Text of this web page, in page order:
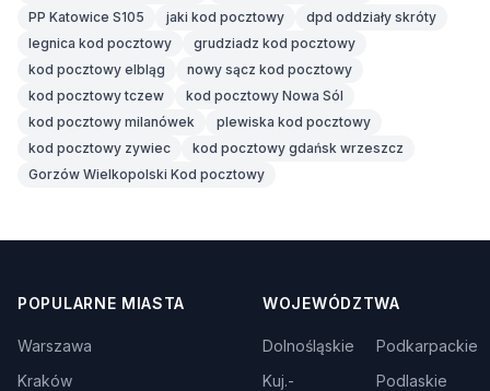
PP Katowice S105
jaki kod pocztowy
dpd oddziały skróty
legnica kod pocztowy
grudziadz kod pocztowy
kod pocztowy elbląg
nowy sącz kod pocztowy
kod pocztowy tczew
kod pocztowy Nowa Sól
kod pocztowy milanówek
plewiska kod pocztowy
kod pocztowy zywiec
kod pocztowy gdańsk wrzeszcz
Gorzów Wielkopolski Kod pocztowy
POPULARNE MIASTA
Warszawa
Kraków
WOJEWÓDZTWA
Dolnośląskie
Kuj.-
Podkarpackie
Podlaskie